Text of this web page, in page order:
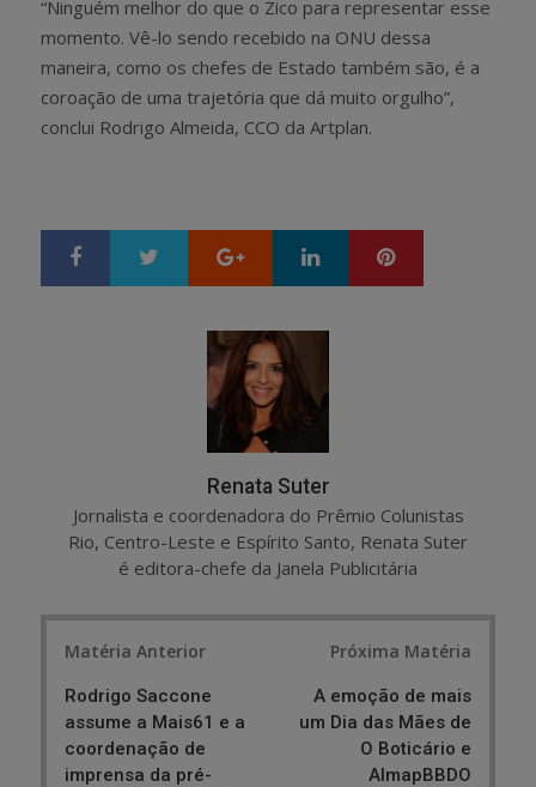
“Ninguém melhor do que o Zico para representar esse
momento. Vê-lo sendo recebido na ONU dessa
maneira, como os chefes de Estado também são, é a
coroação de uma trajetória que dá muito orgulho”,
conclui Rodrigo Almeida, CCO da Artplan.
Google+ LinkedIn
Renata Suter
Jornalista e coordenadora do Prêmio Colunistas
Rio, Centro-Leste e Espírito Santo, Renata Suter
é editora-chefe da Janela Publicitária
Matéria Anterior
Rodrigo Saccone
assume a Mais61 e a
coordenação de
imprensa da pré-
Próxima Matéria
A emoção de mais
um Dia das Mães de
O Boticário e
AlmapBBDO